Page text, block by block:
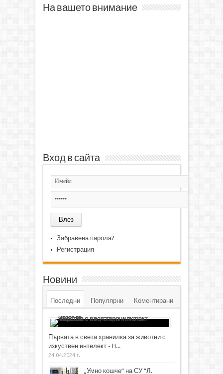
На вашето внимание
Вход в сайта
Забравена парола?
Регистрация
Новини
Последни Популярни Коментирани
Първата в света хранилка за животни с
изкуствен интелект - H...
24.04.2024 г.
„Умно кошче“ на СУ “Л.